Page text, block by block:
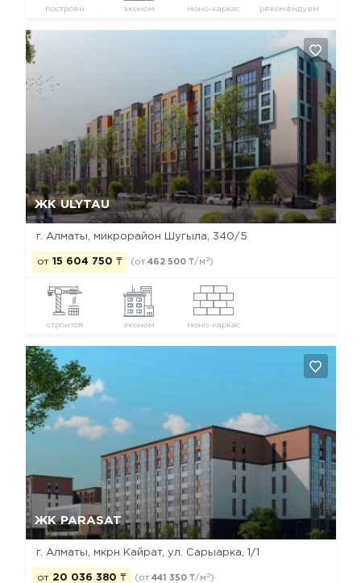
построен эконом моно-каркас рекомендуем
ЖК ULYTAU
г. Алматы, микрорайон Шугыла, 340/5
от 15 604 750 ₸ (от 462 500 ₸/м 2)
строится эконом моно-каркас
Да, удалить Отмена
ЖК PARASAT
г. Алматы, мкрн Кайрат, ул. Сарыарка, 1/1
от 20 036 380 ₸ (от 441 350 ₸/м 2)
Да, удалить Отмена